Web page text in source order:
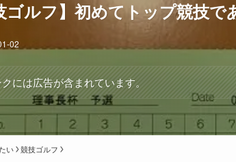
ゴルフ】初めてトップ競技
02
には広告が含まれています。
い 競技ゴルフ